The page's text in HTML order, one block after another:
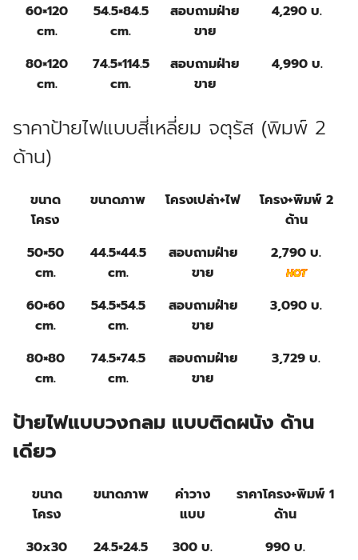
60×120
cm.
54.5×84.5
cm.
สอบถามฝ่าย
ขาย
4,290 บ.
80×120
cm.
74.5×114.5
cm.
สอบถามฝ่าย
ขาย
4,990 บ.
ราคาป้ายไฟแบบสี่เหลี่ยม จตุรัส (พิมพ์ 2
ด้าน)
ขนาด
โครง
ขนาดภาพ โครงเปล่า+ไฟ
โครง+พิมพ์ 2
ด้าน
50×50
cm.
44.5×44.5
cm.
สอบถามฝ่าย
ขาย
2,790 บ.
60×60
cm.
54.5×54.5
cm.
สอบถามฝ่าย
ขาย
3,090 บ.
80×80
cm.
74.5×74.5
cm.
สอบถามฝ่าย
ขาย
3,729 บ.
ป้ายไฟแบบวงกลม แบบติดผนัง ด้าน
เดียว
ขนาด
โครง
ขนาดภาพ
ค่าวาง
แบบ
ราคาโครง+พิมพ์ 1
ด้าน
30x30
24.5×24.5
300 บ. 990 บ.